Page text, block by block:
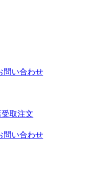
問い合わせ
取注文
問い合わせ